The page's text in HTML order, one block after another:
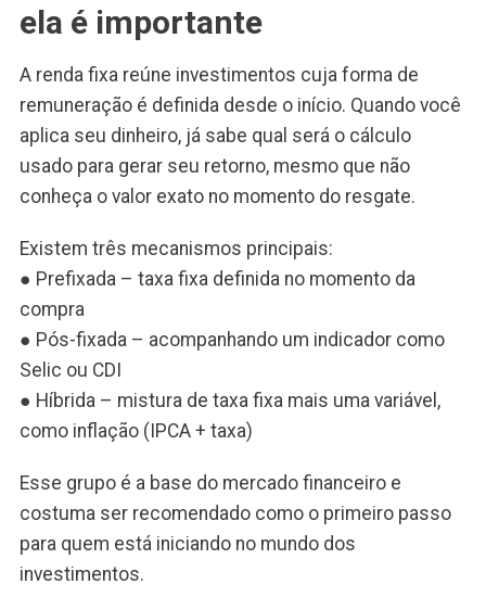
ela é importante
A renda fixa reúne investimentos cuja forma de
remuneração é definida desde o início. Quando você
aplica seu dinheiro, já sabe qual será o cálculo
usado para gerar seu retorno, mesmo que não
conheça o valor exato no momento do resgate.
Existem três mecanismos principais:
● Prefixada – taxa fixa definida no momento da
compra
● Pós-fixada – acompanhando um indicador como
Selic ou CDI
● Híbrida – mistura de taxa fixa mais uma variável,
como inflação (IPCA + taxa)
Esse grupo é a base do mercado financeiro e
costuma ser recomendado como o primeiro passo
para quem está iniciando no mundo dos
investimentos.